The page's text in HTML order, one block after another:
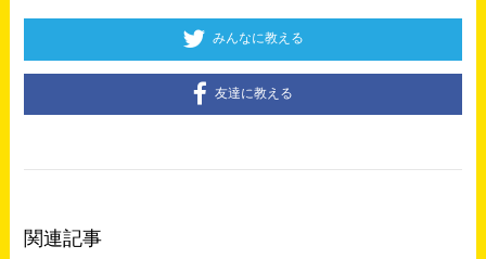
みんなに教える
友達に教える
関連記事